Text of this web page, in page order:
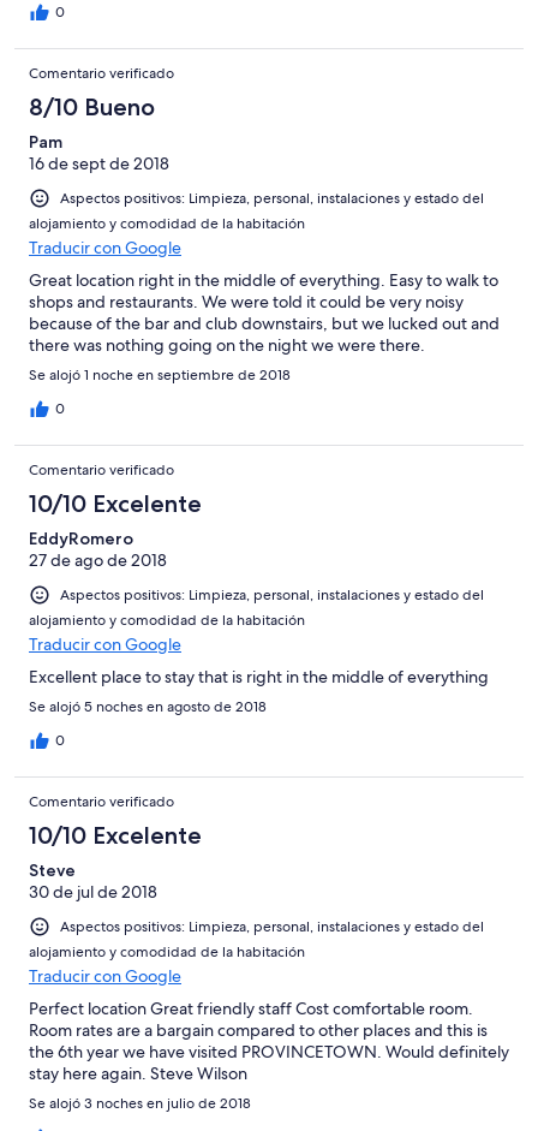
0
Comentario verificado
8/10 Bueno
Pam
16 de sept de 2018
Aspectos positivos: Limpieza, personal, instalaciones y estado del
alojamiento y comodidad de la habitación
Traducir con Google
Great location right in the middle of everything. Easy to walk to
shops and restaurants. We were told it could be very noisy
because of the bar and club downstairs, but we lucked out and
there was nothing going on the night we were there.
Se alojó 1 noche en septiembre de 2018
0
Comentario verificado
10/10 Excelente
EddyRomero
27 de ago de 2018
Aspectos positivos: Limpieza, personal, instalaciones y estado del
alojamiento y comodidad de la habitación
Traducir con Google
Excellent place to stay that is right in the middle of everything
Se alojó 5 noches en agosto de 2018
0
Comentario verificado
10/10 Excelente
Steve
30 de jul de 2018
Aspectos positivos: Limpieza, personal, instalaciones y estado del
alojamiento y comodidad de la habitación
Traducir con Google
Perfect location Great friendly staff Cost comfortable room.
Room rates are a bargain compared to other places and this is
the 6th year we have visited PROVINCETOWN. Would definitely
stay here again. Steve Wilson
Se alojó 3 noches en julio de 2018